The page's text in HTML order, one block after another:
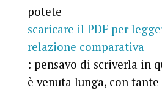
potete
scaricare il PDF per
relazione comparativa
: pensavo di scriverla in
è venuta lunga, con